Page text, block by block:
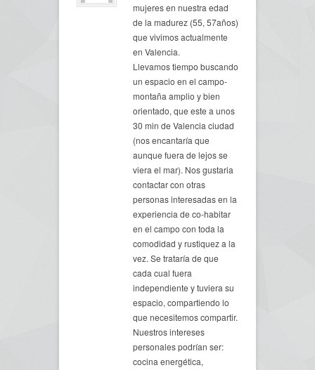
mujeres en nuestra edad
de la madurez (55, 57años)
que vivimos actualmente
en Valencia.
Llevamos tiempo buscando
un espacio en el campo-
montaña amplio y bien
orientado, que este a unos
30 min de Valencia ciudad
(nos encantaría que
aunque fuera de lejos se
viera el mar). Nos gustaria
contactar con otras
personas interesadas en la
experiencia de co-habitar
en el campo con toda la
comodidad y rustiquez a la
vez. Se trataría de que
cada cual fuera
independiente y tuviera su
espacio, compartiendo lo
que necesitemos compartir.
Nuestros intereses
personales podrían ser:
cocina energética,